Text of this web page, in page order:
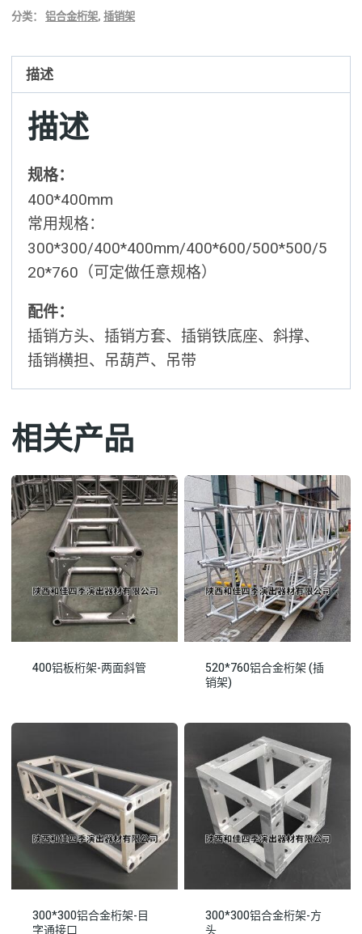
分类：铝合金桁架,插销架
描述
描述
规格：
400*400mm
常用规格：
300*300/400*400mm/400*600/500*500/5
20*760（可定做任意规格）
配件：
插销方头、插销方套、插销铁底座、斜撑、
插销横担、吊葫芦、吊带
相关产品
400铝板桁架-两面斜管
520*760铝合金桁架 (插
销架)
300*300铝合金桁架-目
字通接口
300*300铝合金桁架-方
头